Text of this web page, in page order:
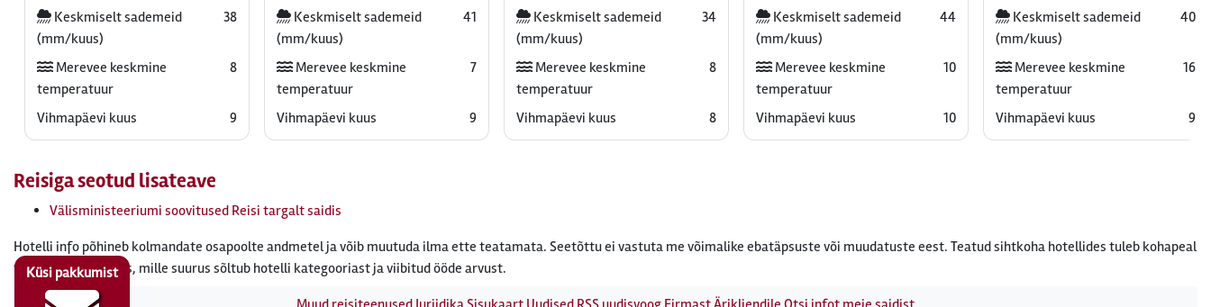
Keskmiselt sademeid
(mm/kuus)
38
Merevee keskmine
temperatuur
8
Vihmapäevi kuus 9
Keskmiselt sademeid
(mm/kuus)
41
Merevee keskmine
temperatuur
7
Vihmapäevi kuus 9
Keskmiselt sademeid
(mm/kuus)
34
Merevee keskmine
temperatuur
8
Vihmapäevi kuus 8
Keskmiselt sademeid
(mm/kuus)
44
Merevee keskmine
temperatuur
10
Vihmapäevi kuus 10
Keskmiselt sademeid
(mm/kuus)
40
Merevee keskmine
temperatuur
16
Vihmapäevi kuus 9
Reisiga seotud lisateave
Välisministeeriumi soovitused Reisi targalt saidis
Hotelli info põhineb kolmandate osapoolte andmetel ja võib muutuda ilma ette teatamata. Seetõttu ei vastuta me võimalike ebatäpsuste või muudatuste eest. Teatud sihtkoha hotellides tuleb kohapeal
tasuda turismimaks, mille suurus sõltub hotelli kategooriast ja viibitud ööde arvust.
Küsi pakkumist